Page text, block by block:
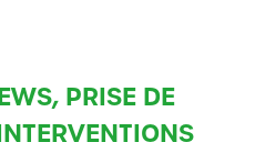
PRISE DE